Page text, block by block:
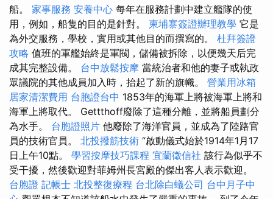
船。 家事服務 安養中心 每年在服務計劃中建立艦隊的使
用，例如，船隻的目的是針對。 柬埔寨簽證辦理教學 它是
為外交服務，學校，實用或其他目的而撰寫的。 杜拜簽證
攻略 值班的軍艦始終是軍閥，儲備被拆除，以便幾天后完
成其完整設備。 台中放鬆按摩 當統治者和他的妻子或執政
眾議院的其他成員加入時，抬起了新的旗幟。 營業用冰箱
居家清潔費用 台胞證台中 1853年的海軍上將被海軍上將和
海軍上將取代。 Gettthoff廢除了這種分離，並將船員劃分
為水手。 台胞證照片 他廢除了海洋官員，並成為了陸路官
員的技術官員。 北投撥筋技術 “啟動儀式始於1914年1月17
日上午10點。 學習按摩技巧課程 宜蘭徵信社 該行為似乎不
受干擾，然後歡迎對菲姆州長宮殿的傑出客人表示歡迎。
台胞證 記帳士 北投整復療程 台北除白蟻公司 台中月子中